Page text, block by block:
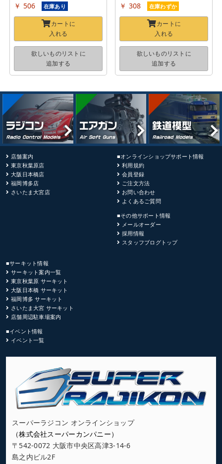
￥ 506 在庫あり
カートに
入れる
欲しいものリストに
追加する
￥ 308 在庫わずか
カートに
入れる
欲しいものリストに
追加する
店舗案内
東京秋葉原店
大阪日本橋店
福岡博多店
さいたま大宮店
■オンラインショップサポート情報
利用規約
会員登録
ご注文方法
お問い合わせ
よくあるご質問
■その他サポート情報
メールオーダー
採用情報
スタッフブログトップ
■サーキット情報
サーキット案内一覧
東京秋葉原 サーキット
大阪日本橋 サーキット
福岡博多 サーキット
さいたま大宮 サーキット
店舗周辺駐車場案内
■イベント情報
イベント一覧
スーパーラジコン オンラインショップ
（株式会社スーパーカンパニー）
〒542-0072 大阪市中央区高津3-14-6
島之内ビル2F